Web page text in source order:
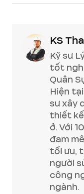
KS
Kỹ sư
tốt
Quân
Hiện
sư xây
thiết
ở. Với
đam
tối ưu,
người
công
ngành.